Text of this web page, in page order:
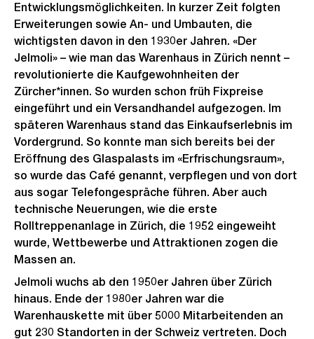
Entwicklungsmöglichkeiten. In kurzer Zeit folgten
Erweiterungen sowie An- und Umbauten, die
wichtigsten davon in den 1930er Jahren. «Der
Jelmoli» – wie man das Warenhaus in Zürich nennt –
revolutionierte die Kaufgewohnheiten der
Zürcher*innen. So wurden schon früh Fixpreise
eingeführt und ein Versandhandel aufgezogen. Im
späteren Warenhaus stand das Einkaufserlebnis im
Vordergrund. So konnte man sich bereits bei der
Eröffnung des Glaspalasts im «Erfrischungsraum»,
so wurde das Café genannt, verpflegen und von dort
aus sogar Telefongespräche führen. Aber auch
technische Neuerungen, wie die erste
Rolltreppenanlage in Zürich, die 1952 eingeweiht
wurde, Wettbewerbe und Attraktionen zogen die
Massen an.
Jelmoli wuchs ab den 1950er Jahren über Zürich
hinaus. Ende der 1980er Jahren war die
Warenhauskette mit über 5000 Mitarbeitenden an
gut 230 Standorten in der Schweiz vertreten. Doch